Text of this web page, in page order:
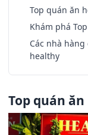
Top quán ăn
Khám phá
Các nhà
healthy
Top quán